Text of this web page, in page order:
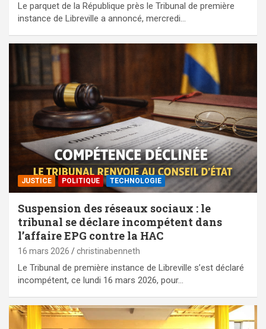
Le parquet de la République près le Tribunal de première
instance de Libreville a annoncé, mercredi…
JUSTICE POLITIQUE TECHNOLOGIE
Suspension des réseaux sociaux : le
tribunal se déclare incompétent dans
l’affaire EPG contre la HAC
16 mars 2026 christinabenneth
Le Tribunal de première instance de Libreville s’est déclaré
incompétent, ce lundi 16 mars 2026, pour…